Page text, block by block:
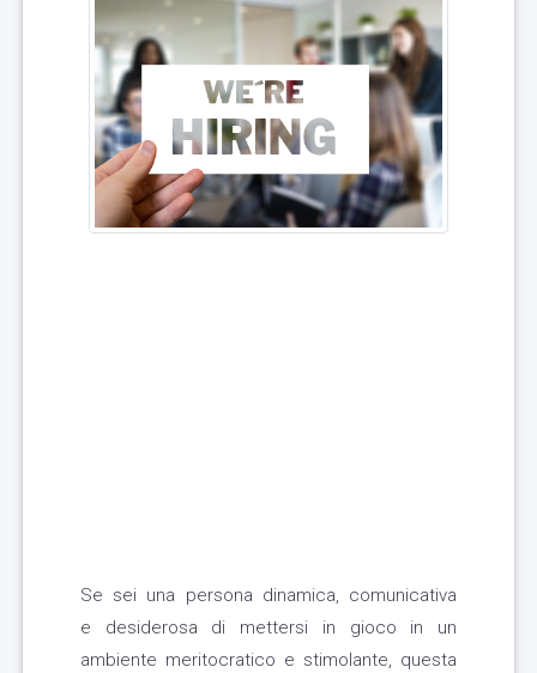
Se sei una persona dinamica, comunicativa
e desiderosa di mettersi in gioco in un
ambiente meritocratico e stimolante, questa